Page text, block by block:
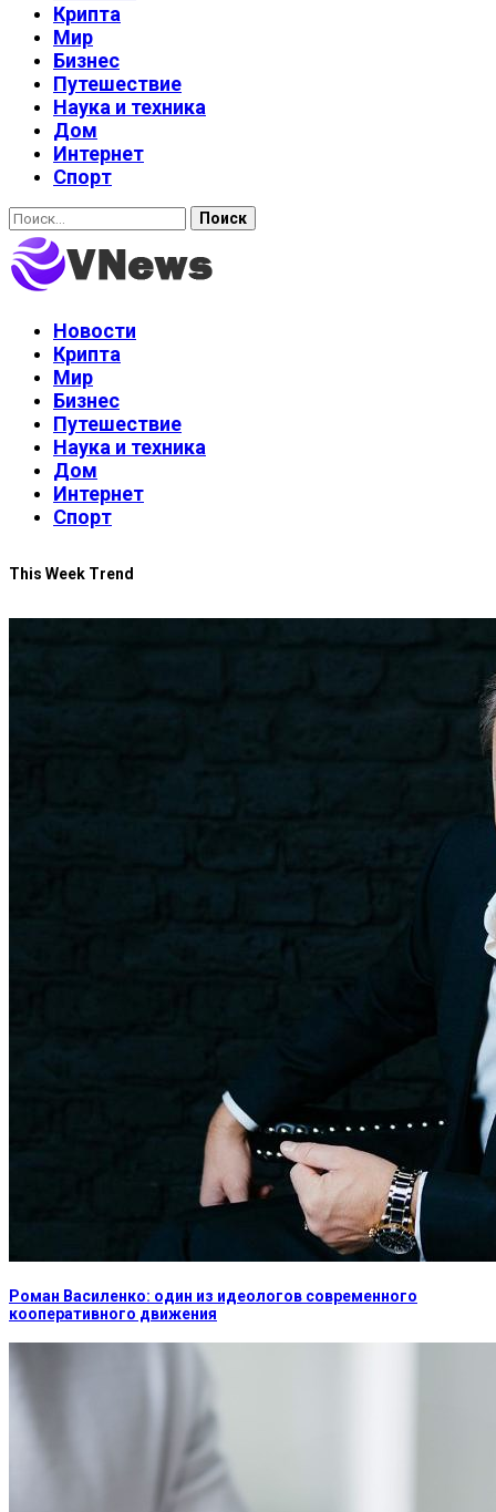
Крипта
Мир
Бизнес
Путешествие
Наука и техника
Дом
Интернет
Спорт
Найти:
Новости
Крипта
Мир
Бизнес
Путешествие
Наука и техника
Дом
Интернет
Спорт
This Week Trend
Роман Василенко: один из идеологов современного
кооперативного движения